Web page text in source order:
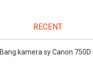
RECENT
Bang.kamera sy Canon